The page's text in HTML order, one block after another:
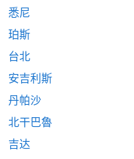
悉尼
珀斯
台北
安吉利斯
丹帕沙
北干巴魯
吉达